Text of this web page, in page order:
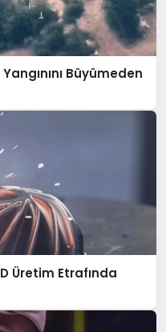
Büyümeden
Üretim Etrafında